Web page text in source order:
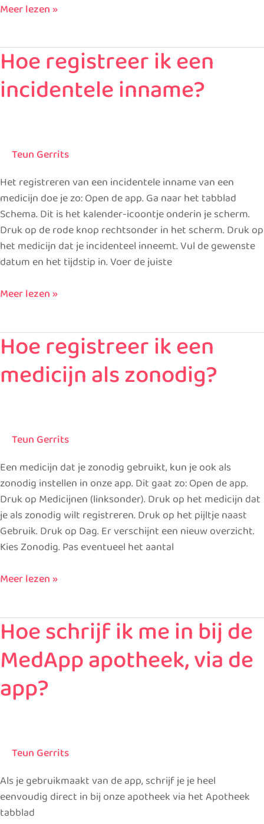
Meer lezen »
Hoe registreer ik een
incidentele inname?
Teun Gerrits
Het registreren van een incidentele inname van een
medicijn doe je zo: Open de app. Ga naar het tabblad
Schema. Dit is het kalender-icoontje onderin je scherm.
Druk op de rode knop rechtsonder in het scherm. Druk op
het medicijn dat je incidenteel inneemt. Vul de gewenste
datum en het tijdstip in. Voer de juiste
Hoe
registreer
ik
een
Meer lezen »
Hoe registreer ik een
medicijn als zonodig?
Teun Gerrits
Een medicijn dat je zonodig gebruikt, kun je ook als
zonodig instellen in onze app. Dit gaat zo: Open de app.
Druk op Medicijnen (linksonder). Druk op het medicijn dat
je als zonodig wilt registreren. Druk op het pijltje naast
Gebruik. Druk op Dag. Er verschijnt een nieuw overzicht.
Kies Zonodig. Pas eventueel het aantal
Hoe
registreer
ik
een
zonodig?
Meer lezen »
Hoe schrijf ik me in bij de
MedApp apotheek, via de
app?
Teun Gerrits
Als je gebruikmaakt van de app, schrijf je je heel
eenvoudig direct in bij onze apotheek via het Apotheek
tabblad
Hoe
schrijf
ik
me
in
apotheek,
de
app?